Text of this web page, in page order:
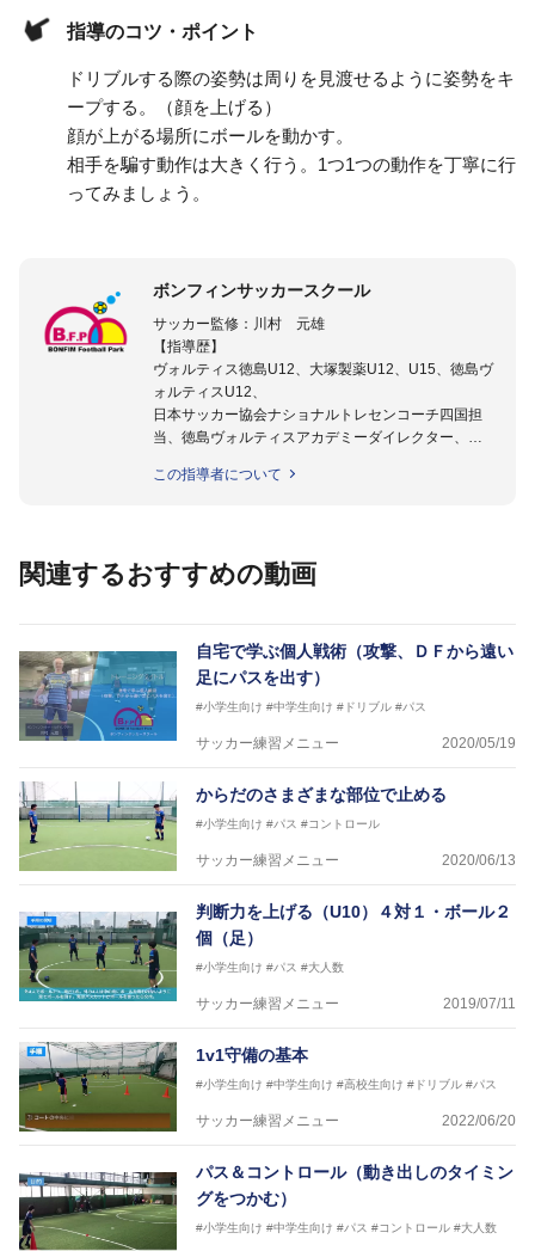
指導のコツ・ポイント
ドリブルする際の姿勢は周りを見渡せるように姿勢をキ
ープする。（顔を上げる）
顔が上がる場所にボールを動かす。
相手を騙す動作は大きく行う。1つ1つの動作を丁寧に行
ってみましょう。
ボンフィンサッカースクール
サッカー監修：川村 元雄
【指導歴】
ヴォルティス徳島U12、大塚製薬U12、U15、徳島ヴ
ォルティスU12、
日本サッカー協会ナショナルトレセンコーチ四国担
当、徳島ヴォルティスアカデミーダイレクター、
日本サッカー協会公認B級養成講習会インストラクタ
協会公認キッズリーダーチーフインストラクター
【指導歴】
FリーグU23選抜監督、ミャンマー女子フットサル代
表監督
日本サッカー協会フットサルインストラクター、AFC
（アジアサッカー連盟）フットサルインストラクター
【資格】
JFA公認A級コーチジェネラルライセンス・JFA公認フ
ットサルB級コーチライセンス
横山 哲久
【指導歴】
【資格】
日本サッカー協会公認B級ライセンス・日本サッカー
協会公認フットサルB級ライセンス
※全コーチボンフィンサッカースクール所属
この指導者について
関連するおすすめの動画
自宅で学ぶ個人戦術（攻撃、ＤＦから遠い
足にパスを出す）
#小学生向け #中学生向け #ドリブル #パス
サッカー練習メニュー 2020/05/19
からだのさまざまな部位で止める
#小学生向け #パス #コントロール
サッカー練習メニュー 2020/06/13
判断力を上げる（U10）４対１・ボール２
個（足）
#小学生向け #パス #大人数
サッカー練習メニュー 2019/07/11
1v1守備の基本
#小学生向け #中学生向け #高校生向け #ドリブル #パス
サッカー練習メニュー 2022/06/20
パス＆コントロール（動き出しのタイミン
グをつかむ）
#小学生向け #中学生向け #パス #コントロール #大人数